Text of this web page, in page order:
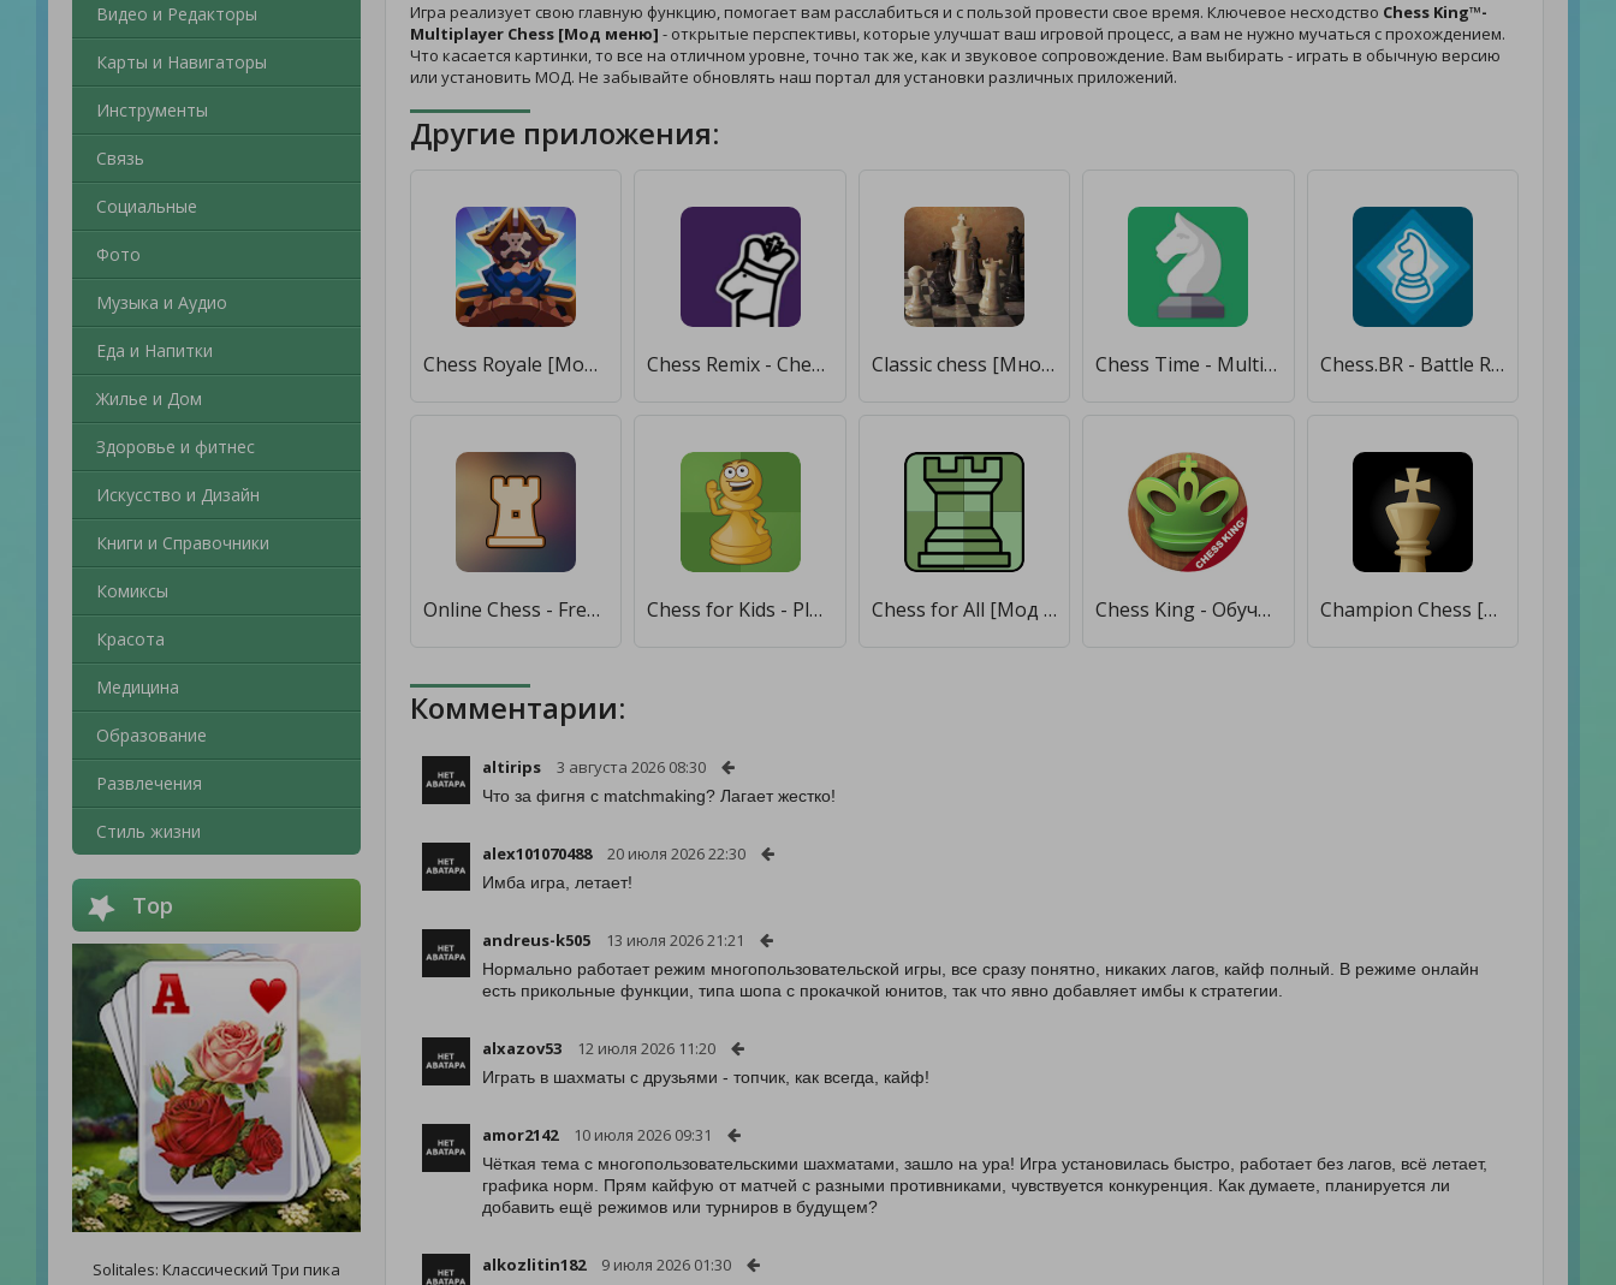
Видео и Редакторы
Карты и Навигаторы
Инструменты
Связь
Социальные
Фото
Музыка и Аудио
Еда и Напитки
Жилье и Дом
Здоровье и фитнес
Искусство и Дизайн
Книги и Справочники
Комиксы
Красота
Медицина
Образование
Развлечения
Стиль жизни
Top
Solitales: Классический Три пика
Игра реализует свою главную функцию, помогает вам расслабиться и с пользой провести свое время. Ключевое несходство Chess King™-
Multiplayer Chess [Мод меню] - открытые перспективы, которые улучшат ваш игровой процесс, а вам не нужно мучаться с прохождением.
Что касается картинки, то все на отличном уровне, точно так же, как и звуковое сопровождение. Вам выбирать - играть в обычную версию
или установить МОД. Не забывайте обновлять наш портал для установки различных приложений.
Другие приложения:
Chess Royale [Мод меню] Chess Remix - Chess variants [Бесплатные покупки] Classic chess [Много денег] Chess Time - Multiplayer Chess [Мод меню] Chess.BR - Battle Royale Chess [Бесплатные покупки]
Online Chess - Free online mobile chess 2020 [Мод меню] Chess for Kids - Play & Learn [Мод меню] Chess for All [Мод меню] Chess King - Обучение шахматам [Много денег] Champion Chess [Мод меню]
Комментарии:
altirips 3 августа 2026 08:30
Что за фигня с matchmaking? Лагает жестко!
alex101070488 20 июля 2026 22:30
Имба игра, летает!
andreus-k505 13 июля 2026 21:21
Нормально работает режим многопользовательской игры, все сразу понятно, никаких лагов, кайф полный. В режиме онлайн
есть прикольные функции, типа шопа с прокачкой юнитов, так что явно добавляет имбы к стратегии.
alxazov53 12 июля 2026 11:20
Играть в шахматы с друзьями - топчик, как всегда, кайф!
amor2142 10 июля 2026 09:31
Чёткая тема с многопользовательскими шахматами, зашло на ура! Игра установилась быстро, работает без лагов, всё летает,
графика норм. Прям кайфую от матчей с разными противниками, чувствуется конкуренция. Как думаете, планируется ли
добавить ещё режимов или турниров в будущем?
alkozlitin182 9 июля 2026 01:30